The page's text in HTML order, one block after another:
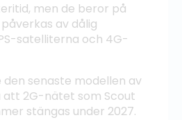
men de beror på
av dålig
satelliterna och 4G-
senaste modellen av
att 2G-nätet som Scout
stängas under 2027.